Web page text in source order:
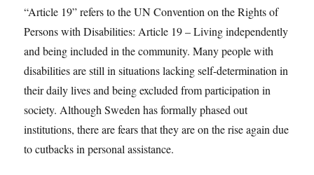
“Article 19” refers to the UN Convention on the Rights of
Persons with Disabilities: Article 19 – Living independently
and being included in the community. Many people with
disabilities are still in situations lacking self-determination in
their daily lives and being excluded from participation in
society. Although Sweden has formally phased out
institutions, there are fears that they are on the rise again due
to cutbacks in personal assistance.